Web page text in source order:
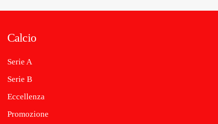
Calcio
Serie A
Serie B
Eccellenza
Promozione